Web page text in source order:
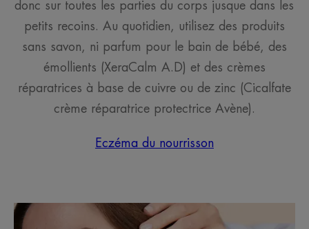
donc sur toutes les parties du corps jusque dans les
petits recoins. Au quotidien, utilisez des produits
sans savon, ni parfum pour le bain de bébé, des
émollients (XeraCalm A.D) et des crèmes
réparatrices à base de cuivre ou de zinc (Cicalfate
crème réparatrice protectrice Avène).
Eczéma du nourrisson